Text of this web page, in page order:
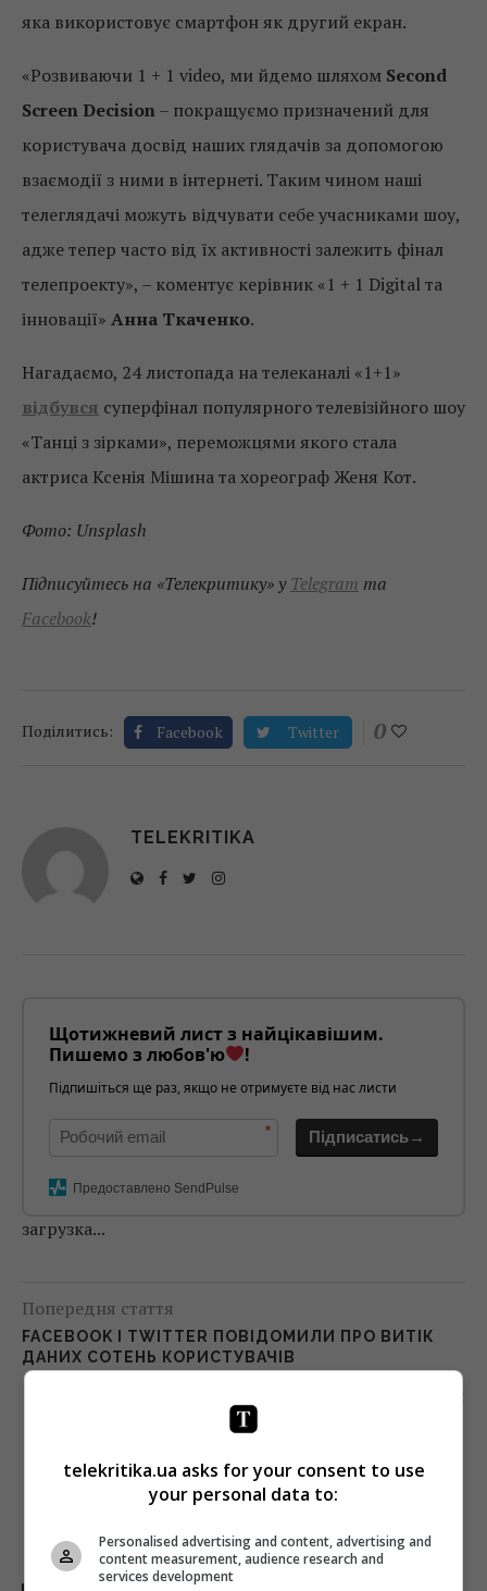
яка використовує смартфон як другий екран.
«Розвиваючи 1 + 1 video, ми йдемо шляхом Second
Screen Decision– покращуємо призначений для
користувача досвід наших глядачів за допомогою
взаємодії з ними в інтернеті. Таким чином наші
телеглядачі можуть відчувати себе учасниками шоу,
адже тепер часто від їх активності залежить фінал
телепроекту», – коментує керівник «1 + 1 Digital та
інновації» Анна Ткаченко.
Нагадаємо, 24 листопада на телеканалі «1+1»
відбувся суперфінал популярного телевізійного шоу
«Танці з зірками», переможцями якого стала
актриса Ксенія Мішина та хореограф Женя Кот.
Фото: Unsplash
Підписуйтесь на «Телекритику» у Telegram та
Facebook!
Поділитись: Facebook Twitter 0
TELEKRITIKA
Щотижневий лист з найцікавішим.
Пишемо з любов'ю
!
Підпишіться ще раз, якщо не отримуєте від нас листи
* Підписатись→
Предоставлено SendPulse
загрузка...
Попередня стаття
FACEBOOK І TWITTER ПОВІДОМИЛИ ПРО ВИТІК
ДАНИХ СОТЕНЬ КОРИСТУВАЧІВ
Наступна стаття
АНТОНІО ЛУКІЧ: 5 УЛЮБЛЕНИХ ФІЛЬМІВ
telekritika.ua asks for your consent to use
your personal data to:
Personalised advertising and content, advertising and
content measurement, audience research and
services development